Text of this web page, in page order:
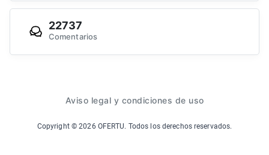
22737
Comentarios
Aviso legal y condiciones de uso
Copyright ©2026 OFERTU. Todos los derechos reservados.